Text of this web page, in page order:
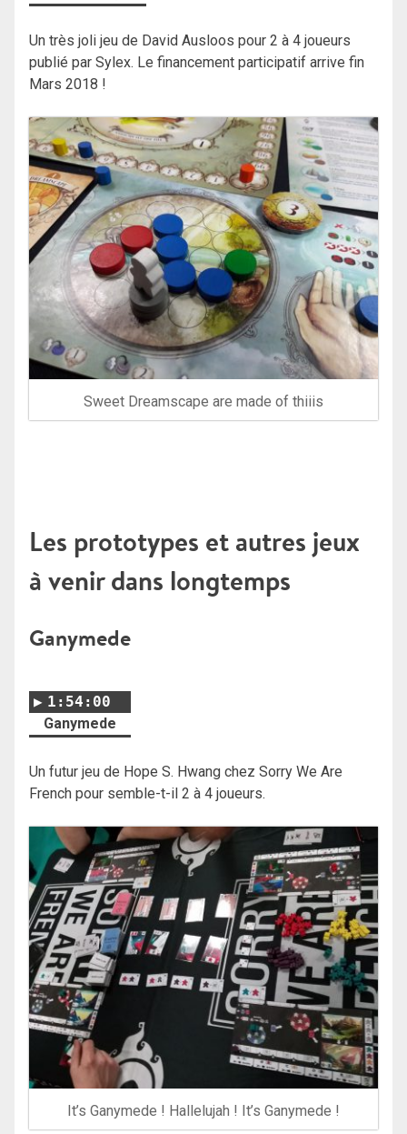
Un très joli jeu de David Ausloos pour 2 à 4 joueurs
publié par Sylex. Le financement participatif arrive fin
Mars 2018 !
Sweet Dreamscape are made of thiiis
Les prototypes et autres jeux
à venir dans longtemps
Ganymede
1:54:00
Ganymede
Un futur jeu de Hope S. Hwang chez Sorry We Are
French pour semble-t-il 2 à 4 joueurs.
It’s Ganymede ! Hallelujah ! It’s Ganymede !